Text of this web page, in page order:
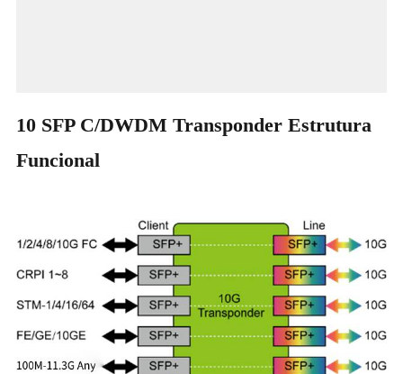
10 SFP C/DWDM Transponder Estrutura
Funcional